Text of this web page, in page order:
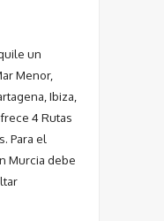
un
Menor,
Ibiza,
4 Rutas
Para el
Murcia debe